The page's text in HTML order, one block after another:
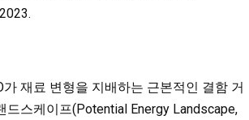
재료 변형을 지배하는 근본적인 결함 거
드스케이프(Potential Energy Landscape,